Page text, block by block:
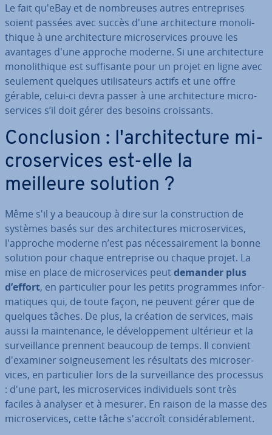
Le fait qu'eBay et de nom­breuses autres en­tre­prises
soient passées avec succès d'une ar­chi­tec­ture mo­no­li­
thique à une ar­chi­tec­ture mi­cro­ser­vices prouve les
avantages d'une approche moderne. Si une ar­chi­tec­ture
mo­no­li­thique est suf­fi­sante pour un projet en ligne avec
seulement quelques uti­li­sa­teurs actifs et une offre
gérable, celui-ci devra passer à une ar­chi­tec­ture mi­cro­
ser­vices s’il doit gérer des besoins crois­sants.
Con­clu­sion : l'ar­chi­tec­ture mi­
cro­ser­vices est-elle la
meilleure solution ?
Même s'il y a beaucoup à dire sur la cons­truc­tion de
systèmes basés sur des ar­chi­tec­tures mi­cro­ser­vices,
l'ap­proche moderne n’est pas né­ces­sai­re­ment la bonne
solution pour chaque en­tre­prise ou chaque projet. La
mise en place de mi­cro­ser­vices peutdemander plus
d’effort, en par­ti­cu­lier pour les petits pro­grammes in­for­
ma­tiques qui, de toute façon, ne peuvent gérer que de
quelques tâches. De plus, la création de services, mais
aussi la main­te­nance, le dé­ve­lop­pe­ment ultérieur et la
sur­veil­lance prennent beaucoup de temps. Il convient
d'exa­mi­ner soig­neu­se­ment les résultats des mi­cro­ser­
vices, en par­ti­cu­lier lors de la sur­veil­lance des processus
: d'une part, les mi­cro­ser­vices in­di­vi­duels sont très
faciles à analyser et à mesurer. En raison de la masse des
mi­cro­ser­vices, cette tâche s'accroît con­si­dé­ra­ble­ment.